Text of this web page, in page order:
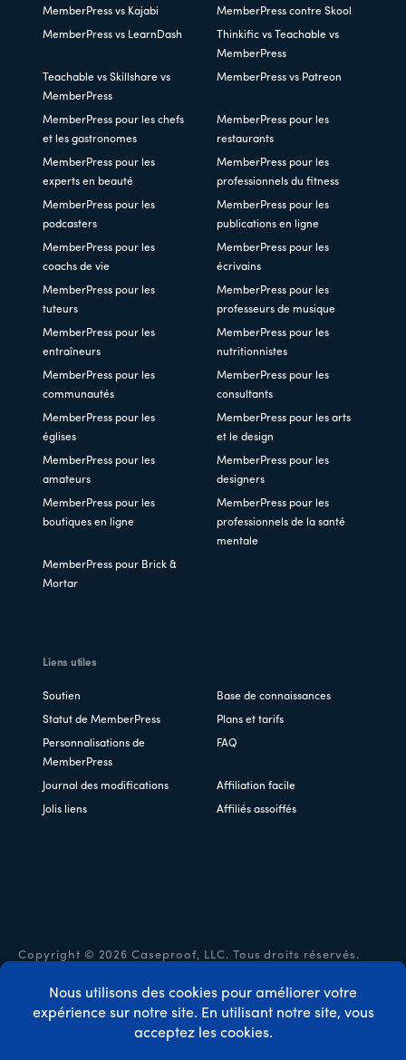
MemberPress vs Kajabi MemberPress contre Skool
MemberPress vs LearnDash
Thinkific vs Teachable vs
MemberPress
Teachable vs Skillshare vs
MemberPress
MemberPress vs Patreon
MemberPress pour les chefs
et les gastronomes
MemberPress pour les
restaurants
MemberPress pour les
experts en beauté
MemberPress pour les
professionnels du fitness
MemberPress pour les
podcasters
MemberPress pour les
publications en ligne
MemberPress pour les
coachs de vie
MemberPress pour les
écrivains
MemberPress pour les
tuteurs
MemberPress pour les
professeurs de musique
MemberPress pour les
entraîneurs
MemberPress pour les
nutritionnistes
MemberPress pour les
communautés
MemberPress pour les
consultants
MemberPress pour les
églises
MemberPress pour les arts
et le design
MemberPress pour les
amateurs
MemberPress pour les
designers
MemberPress pour les
boutiques en ligne
MemberPress pour les
professionnels de la santé
mentale
MemberPress pour Brick &
Mortar
Liens utiles
Soutien Base de connaissances
Statut de MemberPress Plans et tarifs
Personnalisations de
MemberPress
FAQ
Journal des modifications Affiliation facile
Jolis liens Affiliés assoiffés
Copyright © 2026 Caseproof, LLC. Tous droits réservés.
Politique de confidentialité / Remboursements
Conditions
générales d'utilisation
Divulgation de la FTC
Code
promo MemberPress